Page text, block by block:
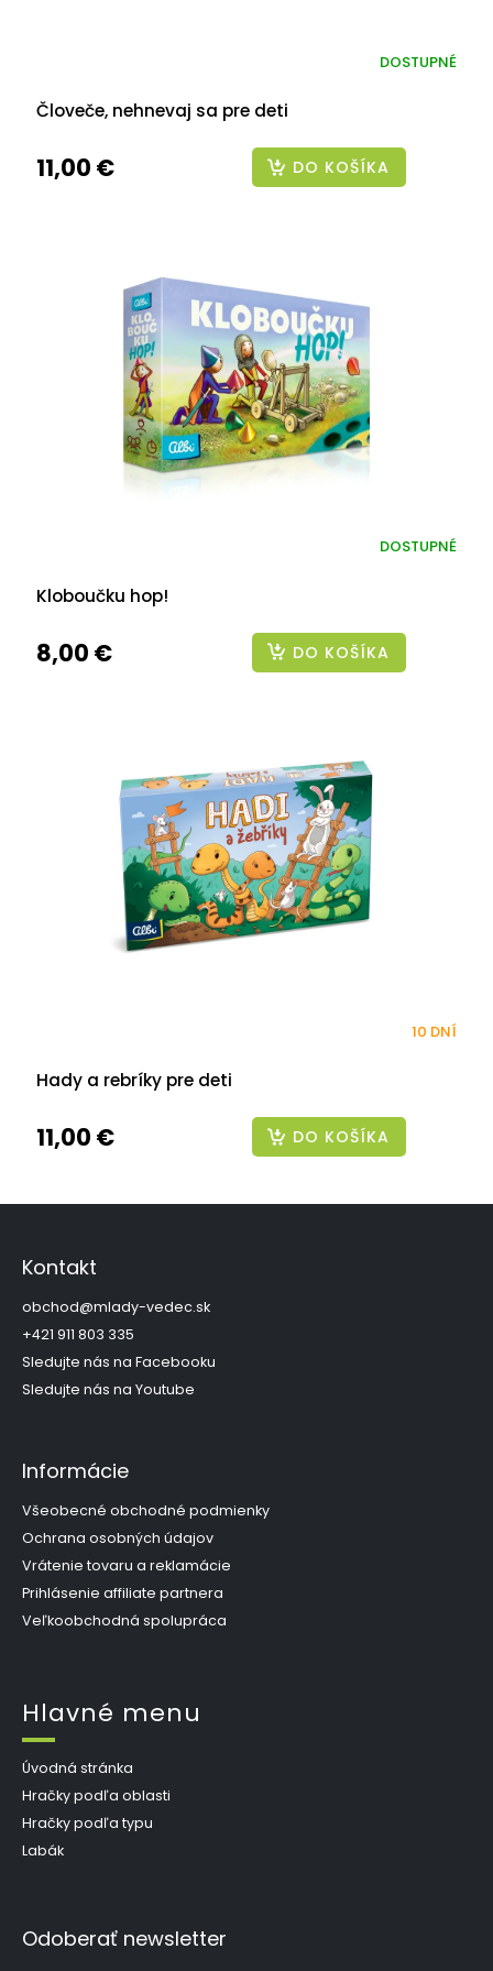
Človeče, nehnevaj sa pre deti
DOSTUPNÉ
11,00 € DO KOŠÍKA
Kloboučku hop!
DOSTUPNÉ
8,00 € DO KOŠÍKA
Hady a rebríky pre deti
10 DNÍ
11,00 € DO KOŠÍKA
Kontakt
obchod@mlady-vedec.sk
+421 911 803 335
Sledujte nás na Facebooku
Sledujte nás na Youtube
Informácie
Všeobecné obchodné podmienky
Ochrana osobných údajov
Vrátenie tovaru a reklamácie
Prihlásenie affiliate partnera
Veľkoobchodná spolupráca
Hlavné menu
Úvodná stránka
Hračky podľa oblasti
Hračky podľa typu
Labák
Odoberať newsletter